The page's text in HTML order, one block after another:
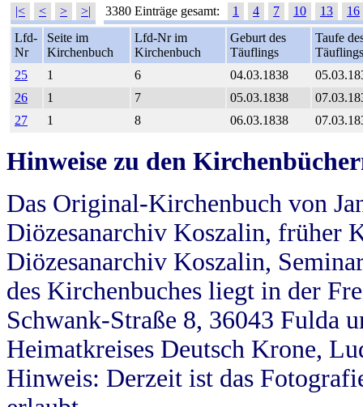
|< < > >| 3380 Einträge gesamt: 1 4 7 10 13
16
Lfd-
Nr
Seite im
Kirchenbuch
Lfd-Nr im
Kirchenbuch
Geburt des
Täuflings
Taufe
Täuflings
25
1 6 04.03.1838
26
1 7 05.03.1838
27
1 8 06.03.1838
Hinweise zu den
Das Original-Kirchenbuch von
Diözesanarchiv Koszalin, früher
Diözesanarchiv Koszalin,
des Kirchenbuches liegt in der
Schwank-Straße 8, 36043 Fulda
Heimatkreises Deutsch Krone,
Hinweis: Derzeit ist das